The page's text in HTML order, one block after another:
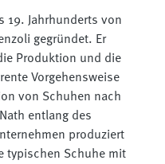
19. Jahrhunderts von
gegründet. Er
Produktion und die
Vorgehensweise
von Schuhen nach
entlang des
produziert
typischen Schuhe mit